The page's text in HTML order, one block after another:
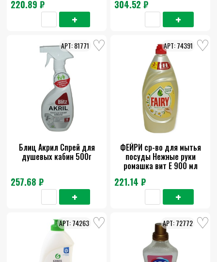
220.89 ₽ 304.52 ₽
Блиц Акрил Спрей для
душевых кабин 500г
257.68 ₽
81771
ФЕЙРИ ср-во для мытья
посуды Нежные руки
ромашка вит Е 900 мл
221.14 ₽
74391
74263 72772